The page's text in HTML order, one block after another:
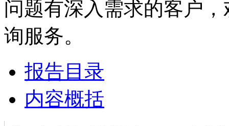
问题有深入需求的客户
询服务。
报告目录
内容概括